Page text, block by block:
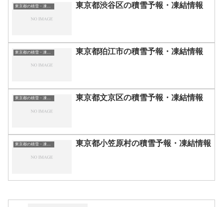
東京都渋谷区の積雪予報・凍結情報
東京都狛江市の積雪予報・凍結情報
東京都の積雪・凍結情報 東京都文京区の積雪予報・凍結情報
東京都の積雪・凍結情報 東京都小笠原村の積雪予報・凍結情報